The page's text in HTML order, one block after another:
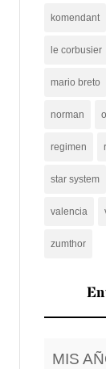
komendant
le corbusier
mario breto
norman
regimen
star system
valencia
zumthor
MIS